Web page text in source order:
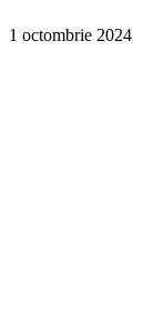
1 octombrie 2024